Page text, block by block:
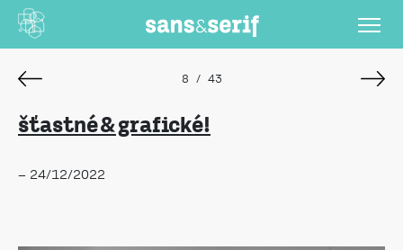
8 / 43
šťastné & grafické!
– 24/12/2022